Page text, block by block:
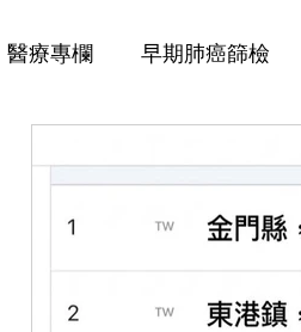
醫療專欄 早期肺癌篩檢